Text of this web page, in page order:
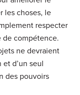
les choses, le
respecter
de compétence.
ne devraient
d’un seul
des pouvoirs